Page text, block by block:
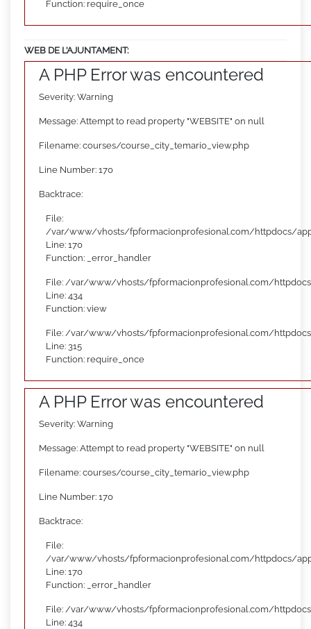
Function: require_once
WEB DE L’AJUNTAMENT:
A PHP Error was encountered
Severity: Warning
Message: Attempt to read property "WEBSITE" on null
Filename: courses/course_city_temario_view.php
Line Number: 170
Backtrace:
File:
/var/www/vhosts/fpformacionprofesional.com/httpdocs/
Line: 170
Function: _error_handler
File: /var/www/vhosts/fpformacionprofesional.com/
Line: 434
Function: view
File: /var/www/vhosts/fpformacionprofesional.com/
Line: 315
Function: require_once
A PHP Error was encountered
Severity: Warning
Message: Attempt to read property "WEBSITE" on null
Filename: courses/course_city_temario_view.php
Line Number: 170
Backtrace:
File:
/var/www/vhosts/fpformacionprofesional.com/httpdocs/
Line: 170
Function: _error_handler
File: /var/www/vhosts/fpformacionprofesional.com/
Line: 434